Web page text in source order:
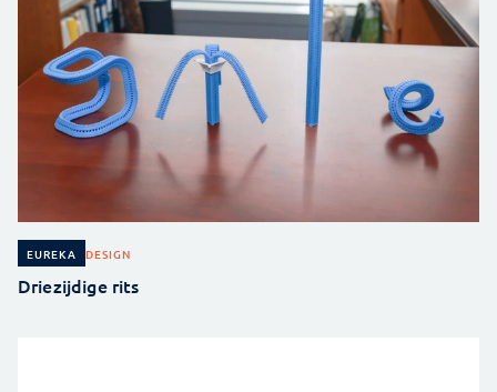
EUREKA DESIGN
Driezijdige rits